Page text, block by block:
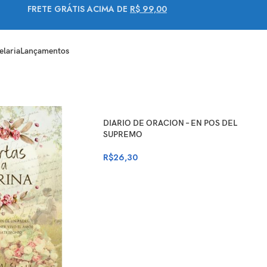
FRETE GRÁTIS ACIMA DE R$ 99,00
Lançamentos
DIARIO DE ORACION – EN POS DEL
SUPREMO
R$26,30